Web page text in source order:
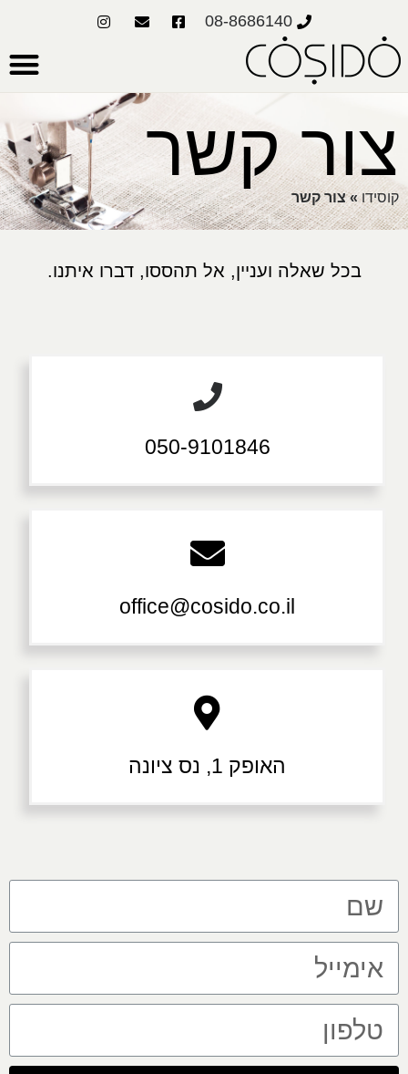
08-8686140
צור קשר
קוסידו»צור קשר
בכל שאלה ועניין, אל תהססו, דברו איתנו.
050-9101846
office@cosido.co.il
האופק 1, נס ציונה